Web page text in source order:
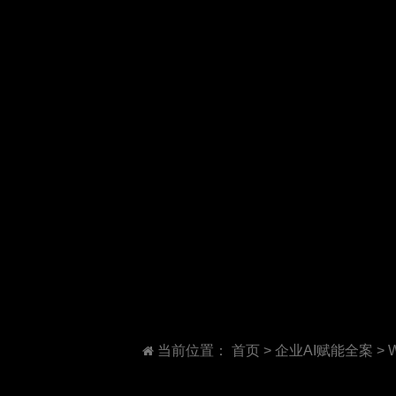
当前位置： 首页 >企业AI赋能全案 >